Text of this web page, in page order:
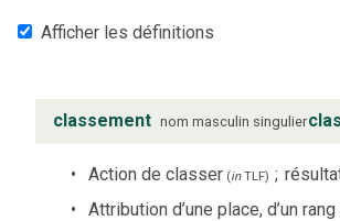
Afficher les définitions
classement nom masculin singulier
Action de classer (inTLF) ;
Attribution d’une place, d’un